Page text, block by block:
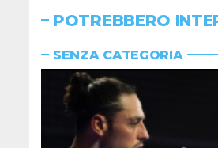
POTREBBERO
SENZA CATEGORIA